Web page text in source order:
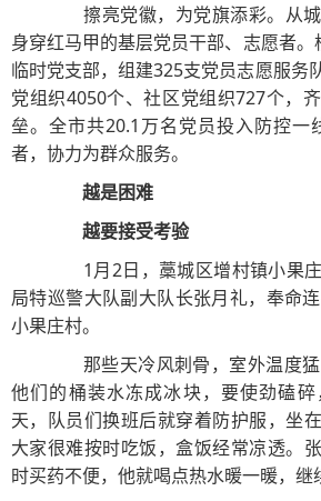
擦亮党徽，为党旗添彩。从城
身穿红马甲的基层党员干部、志愿者
临时党支部，组建325支党员志愿服务
党组织4050个、社区党组织727个，
垒。全市共20.1万名党员投入防控一
者，协力为群众服务。
越是困难
越要接受考验
1月2日，藁城区增村镇小果庄
局特巡警大队副大队长张月礼，奉命
小果庄村。
那些天冷风刺骨，室外温度猛
他们的桶装水冻成冰块，要使劲磕
天，队员们换班后就穿着防护服，坐
大家很难按时吃饭，盒饭经常凉透。
时买药不便，他就喝点热水暖一暖，继